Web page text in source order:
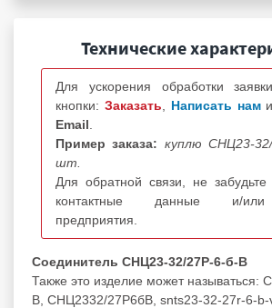
Технические
Для ускорения обработки
кнопки: Заказать Написать нам
Email
Пример заказа: куплю СНЦ23-
шт.
Для обратной связи, не забудьте
контактные данные и/или
предприятия.
Соединитель СНЦ23-32/27Р-6-б-В
Также это изделие может называться:
В, СНЦ2332/27Р6бВ, snts23-32-27r-6-b-